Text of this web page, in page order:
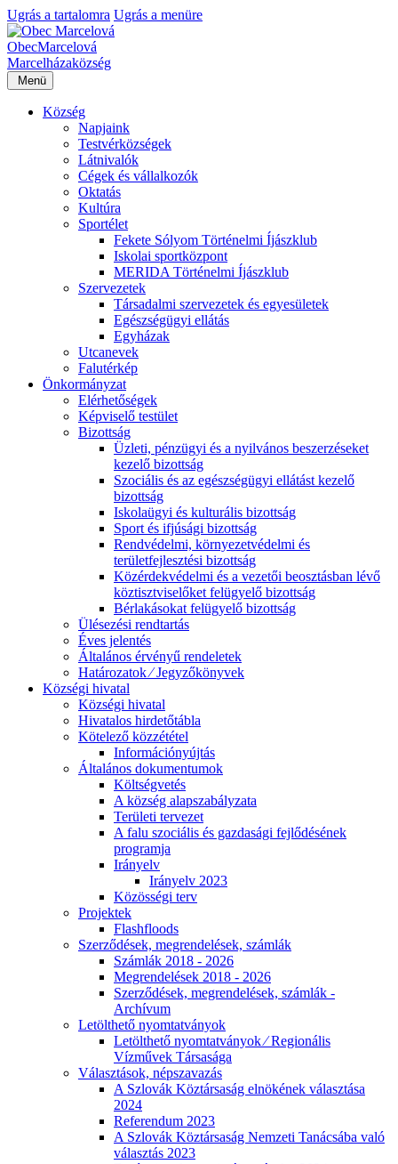
Ugrás a tartalomra Ugrás a menüre
ObecMarcelová
Marcelházaközség
Menü
Község
Napjaink
Testvérközségek
Látnivalók
Cégek és vállalkozók
Oktatás
Kultúra
Sportélet
Fekete Sólyom Történelmi Íjászklub
Iskolai sportközpont
MERIDA Történelmi Íjászklub
Szervezetek
Társadalmi szervezetek és egyesületek
Egészségügyi ellátás
Egyházak
Utcanevek
Falutérkép
Önkormányzat
Elérhetőségek
Képviselő testület
Bizottság
Üzleti, pénzügyi és a nyilvános beszerzéseket
kezelő bizottság
Szociális és az egészségügyi ellátást kezelő
bizottság
Iskolaügyi és kulturális bizottság
Sport és ifjúsági bizottság
Rendvédelmi, környezetvédelmi és
területfejlesztési bizottság
Közérdekvédelmi és a vezetői beosztásban lévő
köztisztviselőket felügyelő bizottság
Bérlakásokat felügyelő bizottság
Ülésezési rendtartás
Éves jelentés
Általános érvényű rendeletek
Határozatok ⁄ Jegyzőkönyvek
Községi hivatal
Községi hivatal
Hivatalos hirdetőtábla
Kötelező közzététel
Információnyújtás
Általános dokumentumok
Költségvetés
A község alapszabályzata
Területi tervezet
A falu szociális és gazdasági fejlődésének
programja
Irányelv
Irányelv 2023
Közösségi terv
Projektek
Flashfloods
Szerződések, megrendelések, számlák
Számlák 2018 - 2026
Megrendelések 2018 - 2026
Szerződések, megrendelések, számlák -
Archívum
Letölthető nyomtatványok
Letölthető nyomtatványok ⁄ Regionális
Vízművek Társasága
Választások, népszavazás
A Szlovák Köztársaság elnökének választása
2024
Referendum 2023
A Szlovák Köztársaság Nemzeti Tanácsába való
választás 2023